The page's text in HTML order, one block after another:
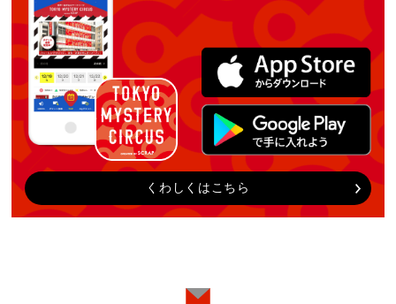
くわしくはこちら